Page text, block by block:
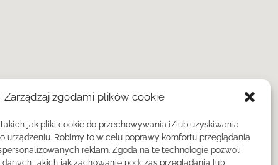
Zarządzaj zgodami plików cookie
jak pliki cookie do przechowywania i/lub uzyskiwania
urządzeniu. Robimy to w celu poprawy komfortu przeglądania
reklam. Zgoda na te technologie pozwoli
takich jak zachowanie podczas przeglądania lub